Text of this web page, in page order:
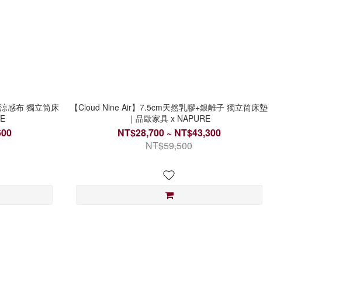
感布 獨立筒床
【Cloud Nine Air】7.5cm天然乳膠+銀離子 獨立筒床墊
｜品歐家具 x NAPURE
NT$28,700 ~ NT$43,300
NT$59,500